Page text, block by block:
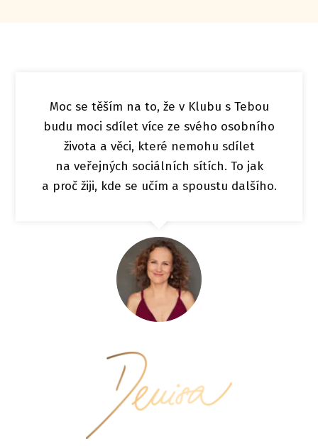
Moc se těším na to, že v Klubu s Tebou
budu moci sdílet více ze svého osobního
života a věci, které nemohu sdílet
na veřejných sociálních sítích. To jak
a proč žiji, kde se učím a spoustu dalšího.